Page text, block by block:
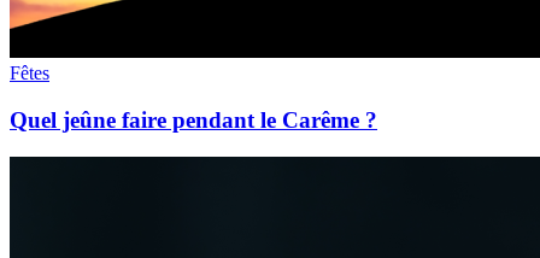
Fêtes
Quel jeûne faire pendant le Carême ?